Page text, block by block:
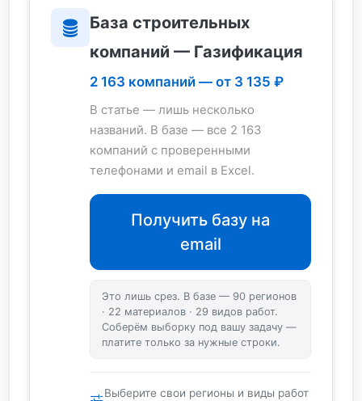
База строительных
компаний — Газификация
2 163 компаний — от 3 135 ₽
В статье — лишь несколько
названий. В базе — все 2 163
компаний с проверенными
телефонами и email в Excel.
Получить базу на
email
Это лишь срез. В базе — 90 регионов
· 22 материалов · 29 видов работ.
Соберём выборку под вашу задачу —
платите только за нужные строки.
Выберите свои регионы и виды работ